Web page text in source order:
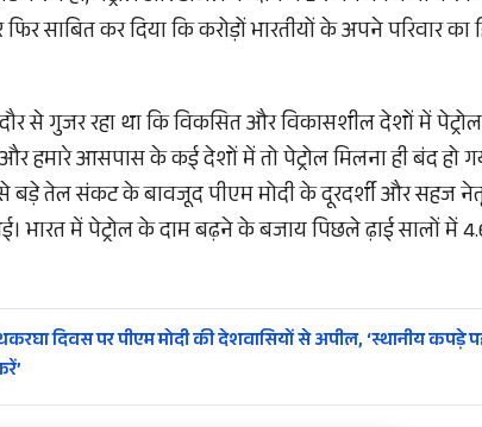
फिर साबित कर दिया कि करोड़ों भारतीयों के अपने परिवार
से गुजर रहा था कि विकसित और विकासशील देशों में
और हमारे आसपास के कई देशों में तो पेट्रोल मिलना ही बंद हो
तेल संकट के बावजूद पीएम मोदी के दूरदर्शी और सहज
भारत में पेट्रोल के दाम बढ़ने के बजाय पिछले ढ़ाई सालों में
दिवस पर पीएम मोदी की देशवासियों से अपील, ‘स्थानीय कपड़े